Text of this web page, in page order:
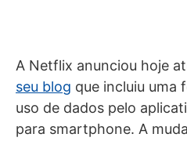
A Netflix anunciou hoje
seu blog que incluiu uma
uso de dados pelo
para smartphone. A